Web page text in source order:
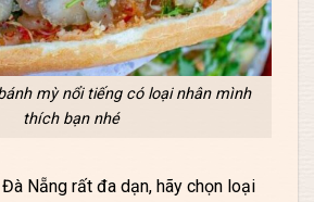
mỳ nổi tiếng có loại nhân mình
thích bạn nhé
Đà Nẵng rất đa dạn, hãy chọn loại